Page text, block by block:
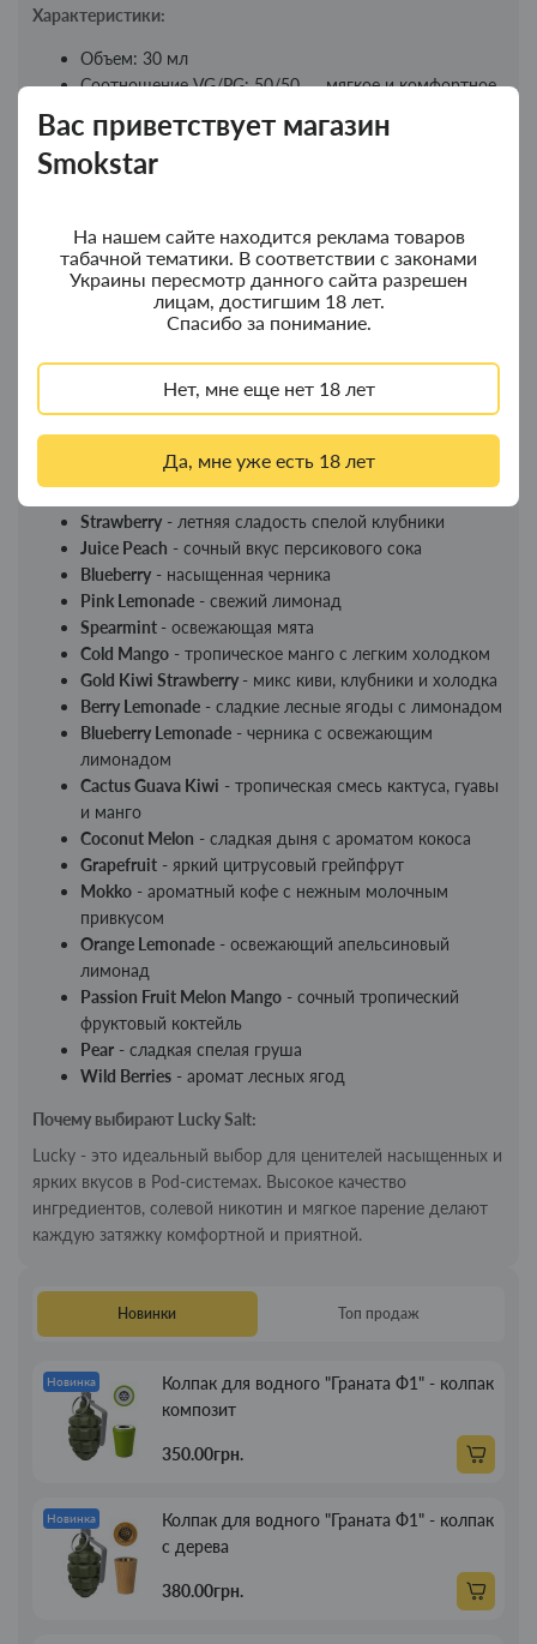
Вас приветствует магазин
Smokstar
На нашем сайте находится реклама товаров
табачной тематики. В соответствии с законами
Украины пересмотр данного сайта разрешен
лицам, достигшим 18 лет.
Спасибо за понимание.
Нет, мне еще нет 18 лет
Да, мне уже есть 18 лет
Характеристики:
Объем: 30 мл
Соотношение VG/PG: 50/50 — мягкое и комфортное
Крепость никотина: 5% (солевой)
Подходит для Pod-систем
Особенности Lucky Salt:
Большая линейка вкусов на любой вкус
Прекрасная вкусопередача и насыщенность аромата
Длительное время использования: одного флакона
Вкусовая линейка Lucky Salt 30 мл:
- нежный банановый аромат
Strawberry - летняя сладость спелой клубники
Juice Peach - сочный вкус персикового сока
Blueberry - насыщенная черника
Pink Lemonade - свежий лимонад
Spearmint - освежающая мята
Cold Mango - тропическое манго с легким холодком
Gold Kiwi Strawberry - микс киви, клубники и холодка
Berry Lemonade - сладкие лесные ягоды с лимонадом
Blueberry Lemonade - черника с освежающим
лимонадом
Cactus Guava Kiwi - тропическая смесь кактуса, гуавы
и манго
Coconut Melon - сладкая дыня с ароматом кокоса
Grapefruit - яркий цитрусовый грейпфрут
Mokko - ароматный кофе с нежным молочным
привкусом
Orange Lemonade - освежающий апельсиновый
лимонад
Passion Fruit Melon Mango - сочный тропический
фруктовый коктейль
Pear - сладкая спелая груша
Wild Berries - аромат лесных ягод
Почему выбирают Lucky Salt:
Lucky - это идеальный выбор для ценителей насыщенных и
ярких вкусов в Pod-системах. Высокое качество
ингредиентов, солевой никотин и мягкое парение делают
каждую затяжку комфортной и приятной.
Новинки Топ продаж
Новинка
Колпак для водного "Граната Ф1" - колпак
композит
350.00грн.
Новинка
Колпак для водного "Граната Ф1" - колпак
с дерева
380.00грн.